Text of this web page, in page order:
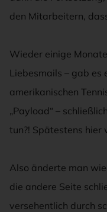
den Mitarbeitern,
Wieder einige
Liebesmails – gab es
amerikanischen
„Payload“ –
tun?! Spätestens
Also änderte man
die andere Seite
versehentlich durch